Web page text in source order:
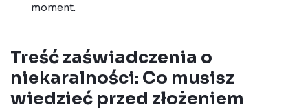
moment.
Treść zaświadczenia o
niekaralności: Co musisz
wiedzieć przed złożeniem